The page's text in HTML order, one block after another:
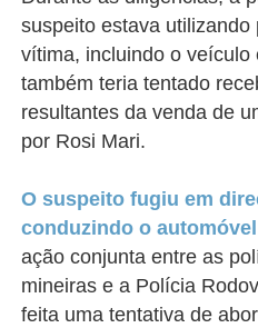
suspeito estava
vítima, incluindo o veículo
também teria tentado
resultantes da venda de
por Rosi Mari.
O suspeito fugiu em
conduzindo o
ação conjunta entre as
mineiras e a Polícia
feita uma tentativa de